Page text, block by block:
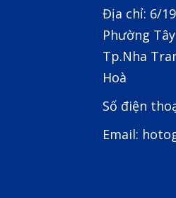
Địa chỉ: 6/
Phường
Tp.Nha
Hoà
Số điện
Email: